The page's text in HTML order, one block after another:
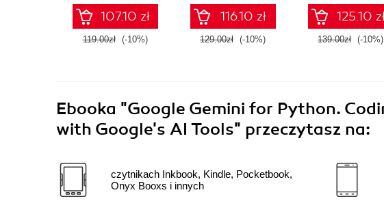
107.10 zł
119.00zł (-10%)
116.10 zł
129.00zł (-10%)
125.10
139.00zł (-10%)
Ebooka "Google Gemini for Python.
with Google's AI Tools" przeczytasz na:
czytnikach Inkbook, Kindle, Pocketbook,
Onyx Booxs i innych